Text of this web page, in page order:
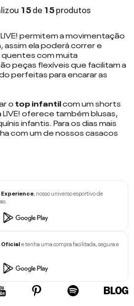
15de15produtos
permitem a movimentação
assim ela poderá correr e
quentes com muita
peças flexíveis que facilitam a
perfeitas para encarar as
o top infantilcom umshorts
LIVE! oferece tambémblusas,
infantis. Para os dias mais
com um de nossoscasacos
Experience, nosso universo esportivo de
Oficiale tenha uma compra facilitada, segura e